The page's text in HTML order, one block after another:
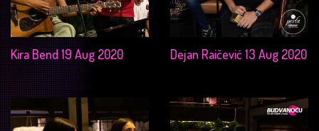
Kira Bend 19 Aug 2020 Dejan Raičević 13 Aug 2020